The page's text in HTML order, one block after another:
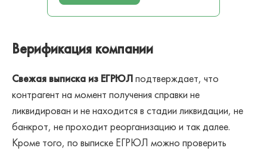
Верификация компании
Свежая выписка из ЕГРЮЛподтверждает, что
контрагент на момент получения справки не
ликвидирован и не находится в стадии ликвидации, не
банкрот, не проходит реорганизацию и так далее.
Кроме того, по выписке ЕГРЮЛ можно проверить